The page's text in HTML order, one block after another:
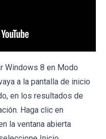
Windows 8 en Modo
a la pantalla de inicio
en los resultados de
Haga clic en
la ventana abierta